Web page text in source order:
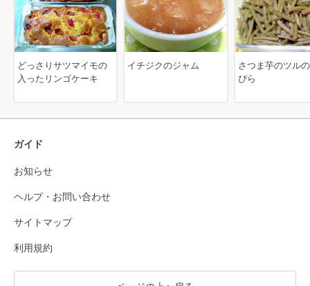
どっさりサツマイモの
入ったリンゴケーキ
イチジクのジャム
さつま芋のツル
ぴら
ガイド
お知らせ
ヘルプ・お問い合わせ
サイトマップ
利用規約